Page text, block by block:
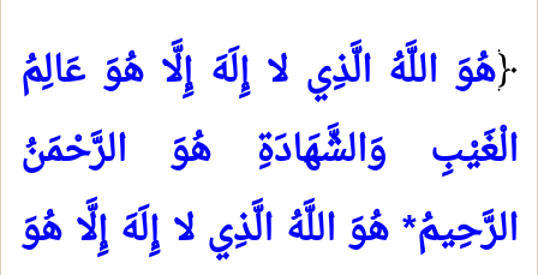
﴿هُوَ اللَّهُ الَّذِي لا إِلَهَ إِلَّا هُوَ عَالِمُ
الْغَيْبِ وَالشَّهَادَةِ هُوَ الرَّحْمَنُ
الرَّحِيمُ* هُوَ اللَّهُ الَّذِي لا إِلَهَ إِلَّا هُوَ